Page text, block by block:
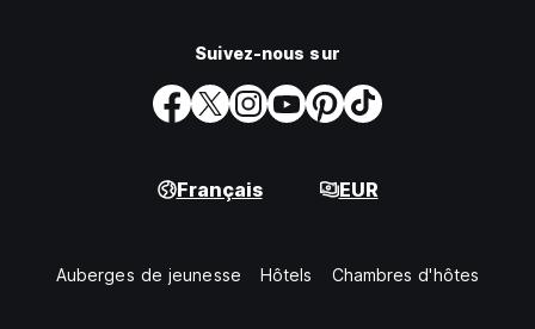
Suivez-nous sur
Français EUR
Auberges de jeunesse Hôtels Chambres d'hôtes